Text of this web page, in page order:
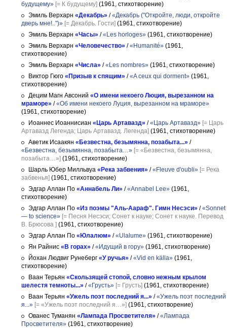
будущему» [= К будущему] (1961, стихотворение)
Эмиль Верхарн «Декабрь» /«Декабрь ("Откройте, люди, откройте
дверь мне!..")» [= Декабрь. Гости] (1961, стихотворение)
Эмиль Верхарн «Часы» /«Les horloges» (1961, стихотворение)
Эмиль Верхарн «Человечество» /«Humanité» (1961,
стихотворение)
Эмиль Верхарн «Числа» /«Les nombres» (1961, стихотворение)
Виктор Гюго «Призыв к спящим» /«A ceux qui dorment» (1961,
стихотворение)
Децим Магн Авсоний «О имени некоего Люция, вырезанном на
мраморе» /«Об имени некоего Луция, вырезанном на мраморе»
(1961, стихотворение)
Иоаннес Иоаннисиан «Царь Артавазд» /«Царь Артавазд» [= Царь
Артавазд Легенда; Царь Артавазд. Легенда] (1961, стихотворение)
Аветик Исаакян «Безвестна, безымянна, позабыта...» /
«Безвестна, безымянна, позабыта…» [= «Безвестна, безымянна,
позабыта…»] (1961, стихотворение)
Шарль Юбер Милльвуа «Река забвения» /«Fleuve d'oubli» [= Река
забвенья] (1961, стихотворение)
Эдгар Аллан По «Аннабель Ли» /«Annabel Lee» (1961,
стихотворение)
Эдгар Аллан По «Из поэмы "Аль-Аараф". Гимн Несэси» /«Sonnet
— to science» [= Песня Несэси; Сонет к науке; Сонет к науке. Перевод
В. Брюсова ] (1961, стихотворение)
Эдгар Аллан По «Юлалюм» /«Ulalume» (1961, стихотворение)
Ян Райнис «В горах» /«Идущий в гору» (1961, стихотворение)
Йохан Людвиг Рунеберг «У ручья» /«Vid en källa» (1961,
стихотворение)
Ваан Терьян «Скользящей стопой, словно нежным крылом
шелестя темноты...» /«Грусть» [= Грусть] (1961, стихотворение)
Ваан Терьян «Ужель поэт последний я...» /«Ужель поэт последний
я...» [= «Ужель поэт последний я…»] (1961, стихотворение)
Ованес Туманян «Лампада Просветителя» /«Лампада
Просветителя» (1961, стихотворение)